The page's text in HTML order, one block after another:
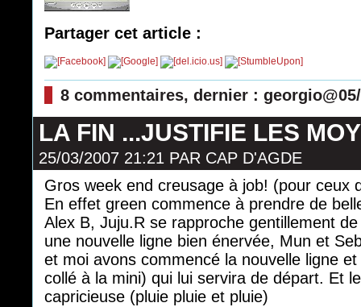
Partager cet article :
8 commentaires, dernier :
LA FIN ...JUSTIFIE LES
25/03/2007 21:21 PAR CAP D'AGDE
Gros week end creusage à job! (pour ceux
En effet green commence à prendre de
Alex B, Juju.R se rapproche gentillement
une nouvelle ligne bien énervée, Mun et
et moi avons commencé la nouvelle ligne
collé à la mini) qui lui servira de départ. Et
capricieuse (pluie pluie et pluie)